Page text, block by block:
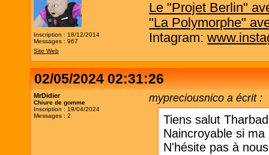
Inscription : 18/12/2014
Messages : 967
Site Web
Le "Projet Berlin"
"La Polymorphe"
Intagram:
02/05/2024 02:31:26
MrDidier
Chiure de gomme
Inscription : 19/04/2024
Messages : 2
mypreciousnico a écrit :
Tiens salut
Naincroyable si
N'hésite pas à